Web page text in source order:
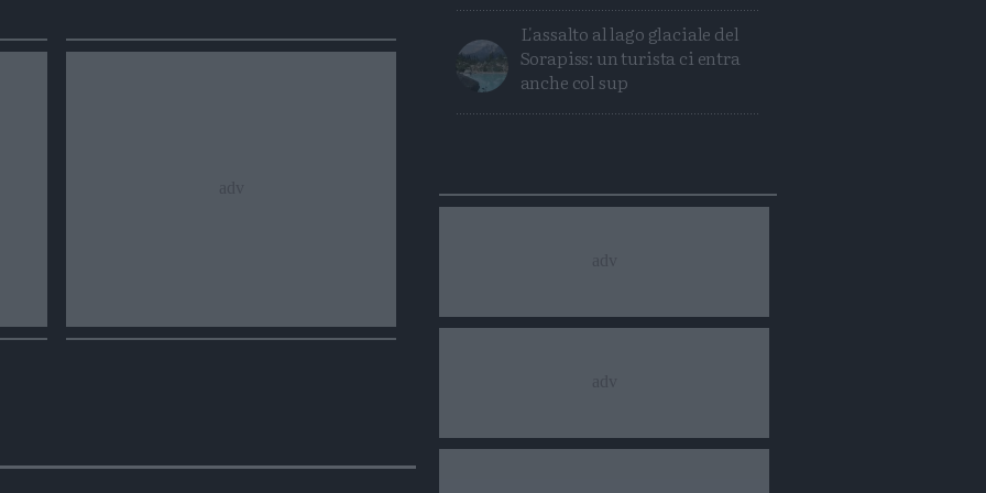
L'assalto al lago glaciale del
Sorapiss: un turista ci entra
anche col sup